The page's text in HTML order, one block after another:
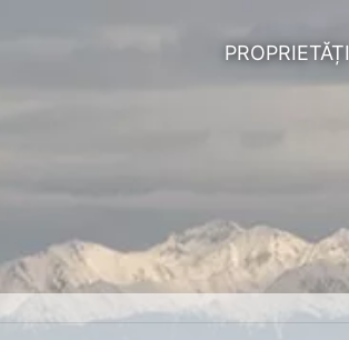
PROPRIETĂȚI